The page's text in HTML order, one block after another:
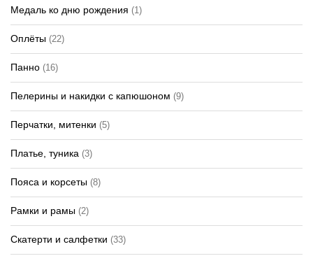
Медаль ко дню рождения (1)
Оплёты (22)
Панно (16)
Пелерины и накидки с капюшоном (9)
Перчатки, митенки (5)
Платье, туника (3)
Пояса и корсеты (8)
Рамки и рамы (2)
Скатерти и салфетки (33)